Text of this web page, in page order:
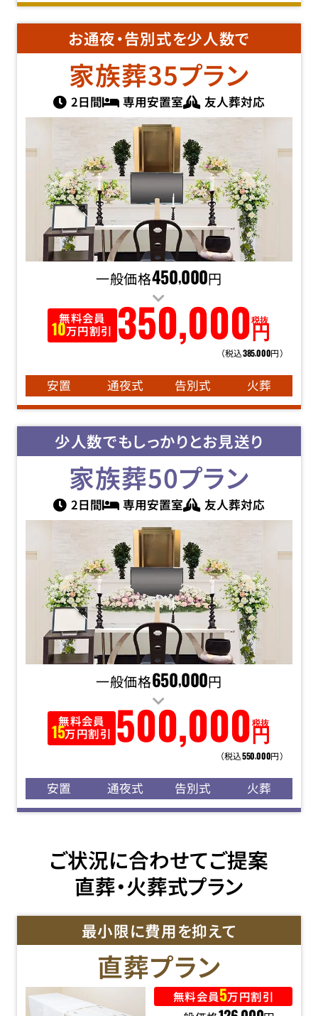
お通夜・告別式を少人数で
家族葬35プラン
2日間 専用安置室 友人葬対応
一般価格450,000円
無料会員
10万円割引 350,000 円
税抜
（税込385,000円）
安置 通夜式 告別式 火葬
少人数でもしっかりとお見送り
家族葬50プラン
2日間 専用安置室 友人葬対応
一般価格650,000円
無料会員
15万円割引 500,000 円
税抜
（税込550,000円）
安置 通夜式 告別式 火葬
ご状況に合わせてご提案
直葬・火葬式プラン
最小限に費用を抑えて
直葬プラン
無料会員5万円割引